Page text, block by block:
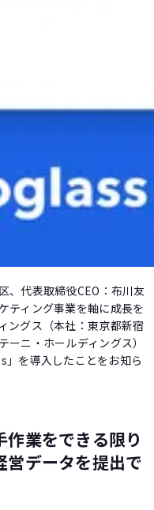
、代表取締役CEO：布川友
ティング事業を軸に成長を
ングス（本社：東京都新宿
ニ・ホールディングス）
を導入したことをお知ら
業をできる限り
営データを提出で